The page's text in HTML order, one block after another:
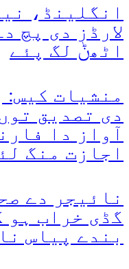
انگلینڈ،
لارڈز دی پچ
اٹھݨ لگ پئے
منشیات کیس:
دی تصدیق
آواز دا
اجازت منگ
نائیجر دے
بندے پیاس